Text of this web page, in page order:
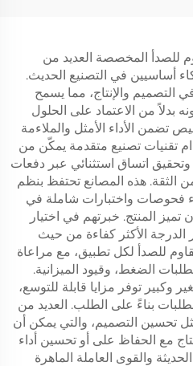
للصدأ المخصصة العديد من
أساسيين في التصنيع الحديث.
التصميم والإنتاج، مما يسمح
بدلاً من الاعتماد على الحلول
تضمن الأداء الأمثل والملاءمة
تقنيات تصنيع متقدمة يمكّن من
اتساق استثنائي عبر دفعات
الثقة. هذه المصانع تحتفظ بنظم
فحوصات واختبارات شاملة في
المنتج. خبرتهم في اختيار
الدرجة الأكثر كفاءة من حيث
للصدأ لكل تطبيق، مع مراعاة
الضغط، وقيود الميزانية.
وكبير توفر مزايا قابلة للتوسع،
بناءً على الطلب. العديد من
تحسين التصميم، والتي يمكن أن
مع الحفاظ على أو تحسين أداء
والقوى العاملة الماهرة